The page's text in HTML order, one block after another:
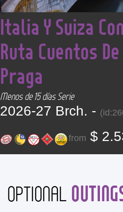
ABOUT
CONTACT
<
Italia Y Suiza
Ruta Cuentos
Praga
Menos de 15 días Serie
2026-27 Brch. -
from $
OPTIONAL